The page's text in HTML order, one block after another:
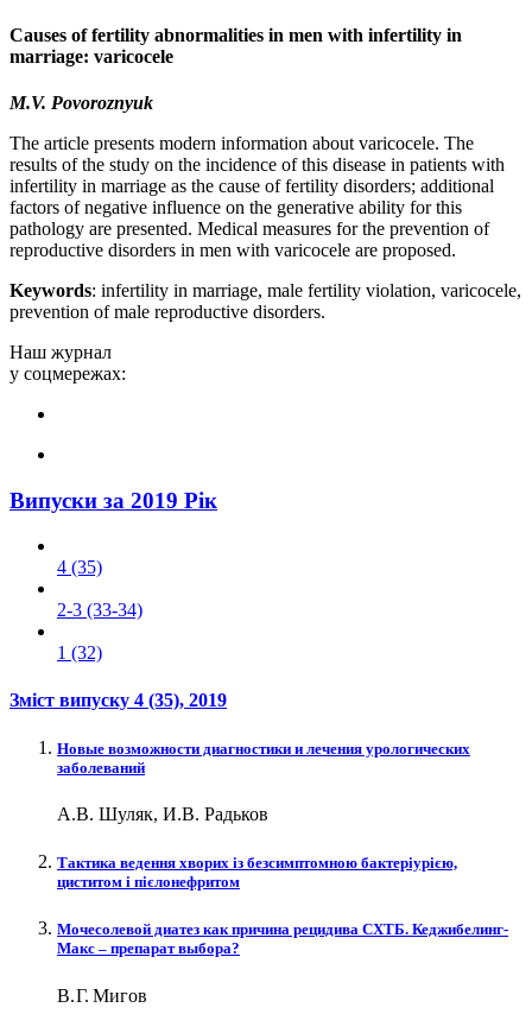
Causes of fertility abnormalities in men with infertility in
marriage: varicocele
M.V. Povoroznyuk
The article presents modern information about varicocele. The
results of the study on the incidence of this dise­ase in patients with
infertility in marriage as the cause of fertility disorders; additional
factors of negative influence on the generative ability for this
pathology are presented. Medical measures for the prevention of
reproductive disorders in men with varicocele are proposed.
Keywords: infertility in marriage, male fertility violation, varicocele,
prevention of male reproductive disorders.
Наш журнал
у соцмережах:
Випуски за 2019 Рік
4 (35)
2-3 (33-34)
1 (32)
Зміст випуску 4 (35), 2019
Новые возможности диагностики и лечения урологических
заболеваний
А.В. Шуляк, И.В. Радьков
Тактика ведення хворих із безсимптомною бактеріурією,
циститом і пієлонефритом
Мочесолевой диатез как причина рецидива СХТБ. Кеджибелинг-
Макс – ​препарат выбора?
В. Г. Мигов